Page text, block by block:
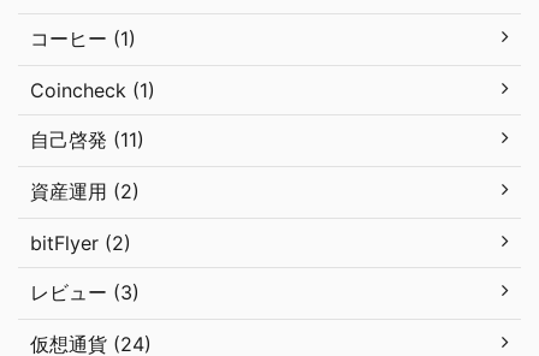
コーヒー (1)
Coincheck (1)
自己啓発 (11)
資産運用 (2)
bitFlyer (2)
レビュー (3)
仮想通貨 (24)